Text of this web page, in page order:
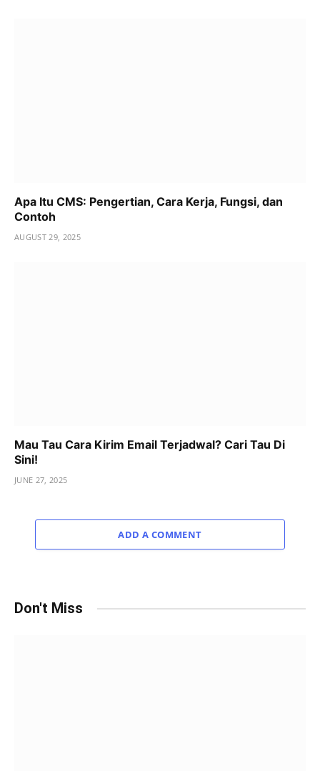
Apa Itu CMS: Pengertian, Cara Kerja, Fungsi, dan
Contoh
AUGUST 29, 2025
Mau Tau Cara Kirim Email Terjadwal? Cari Tau Di
Sini!
JUNE 27, 2025
ADD A COMMENT
Don't Miss